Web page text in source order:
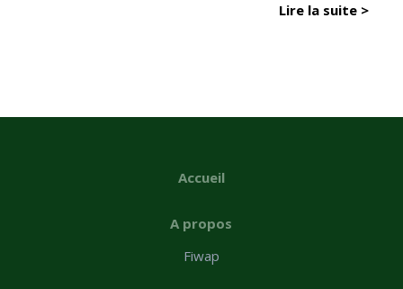
Lire la suite >
Accueil
A propos
Fiwap